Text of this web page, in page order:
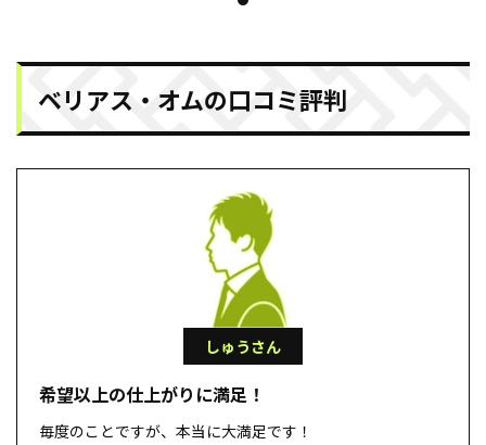
ベリアス・オムの口コミ評判
しゅうさん
希望以上の仕上がりに満足！
毎度のことですが、本当に大満足です！